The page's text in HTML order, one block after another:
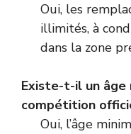
Oui, les
illimités, à
dans la zone
Existe-t-il un âge
compétition
Oui, l’âge